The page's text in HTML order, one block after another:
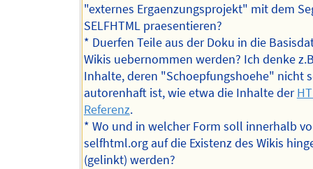
"externes Ergaenzungsprojekt" mit dem
SELFHTML praesentieren?
* Duerfen Teile aus der Doku in die
Wikis uebernommen werden? Ich denke
Inhalte, deren "Schoepfungshoehe" nicht
autorenhaft ist, wie etwa die Inhalte der
Referenz.
* Wo und in welcher Form soll innerhalb
selfhtml.org auf die Existenz des Wikis
(gelinkt) werden?